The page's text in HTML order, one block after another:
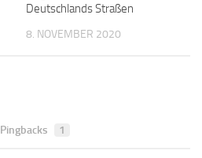
Deutschlands Straßen
8. NOVEMBER 2020
Pingbacks 1